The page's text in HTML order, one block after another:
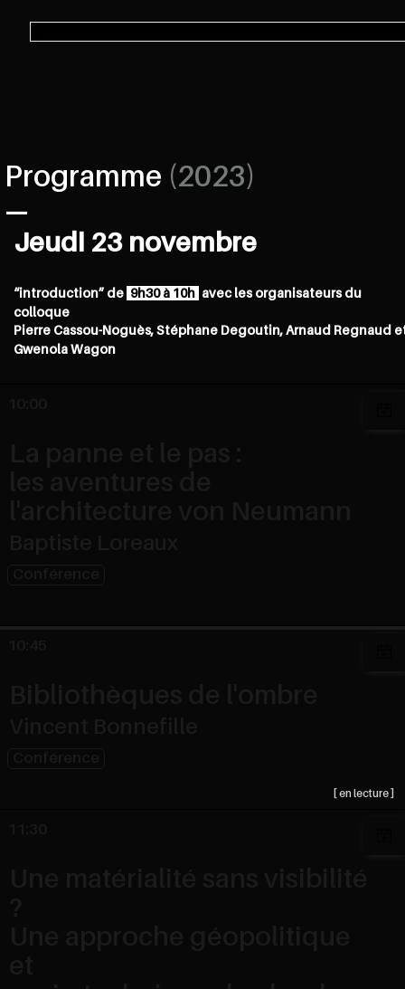
Programme (2023)
Jeudi 23 novembre
“introduction” de 9h30 à 10h avec les organisateurs du
colloque
Pierre Cassou-Noguès, Stéphane Degoutin, Arnaud Regnaud
Gwenola Wagon